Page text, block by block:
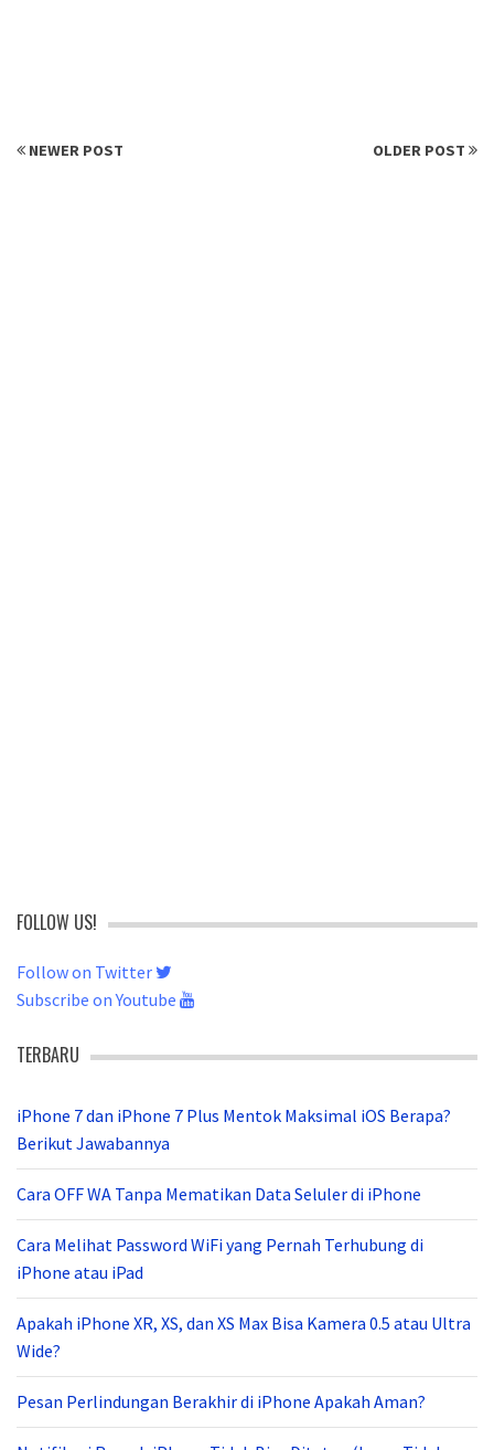
NEWER POST OLDER POST
FOLLOW US!
Follow on Twitter
Subscribe on Youtube
TERBARU
iPhone 7 dan iPhone 7 Plus Mentok Maksimal iOS Berapa?
Berikut Jawabannya
Cara OFF WA Tanpa Mematikan Data Seluler di iPhone
Cara Melihat Password WiFi yang Pernah Terhubung di
iPhone atau iPad
Apakah iPhone XR, XS, dan XS Max Bisa Kamera 0.5 atau Ultra
Wide?
Pesan Perlindungan Berakhir di iPhone Apakah Aman?